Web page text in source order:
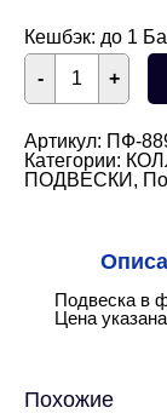
Кешбэк: до 1
+
45
-
Артикул: ПФ-
Категории:
ПОДВЕСКИ ,
Подвеска в
Цена
Похожие